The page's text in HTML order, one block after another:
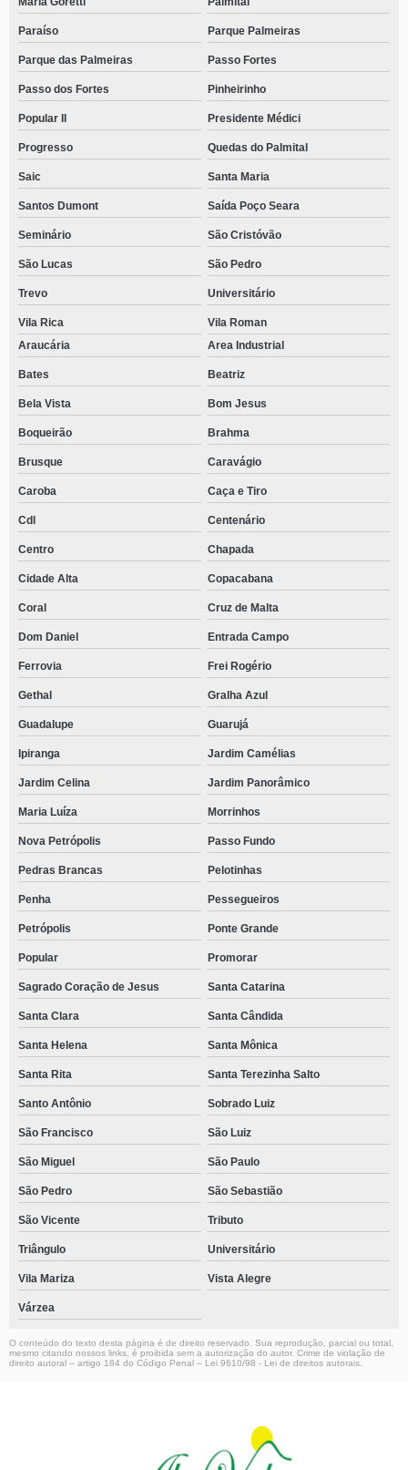
Paraíso Parque Palmeiras
Parque das Palmeiras Passo Fortes
Passo dos Fortes Pinheirinho
Popular II Presidente Médici
Progresso Quedas do Palmital
Saic Santa Maria
Santos Dumont Saída Poço Seara
Seminário São Cristóvão
São Lucas São Pedro
Trevo Universitário
Vila Rica
Vila Roman
Araucária
Area Industrial
Bates Beatriz
Bela Vista Bom Jesus
Boqueirão Brahma
Brusque Caravágio
Caroba Caça e Tiro
Cdl Centenário
Centro Chapada
Cidade Alta Copacabana
Coral Cruz de Malta
Dom Daniel Entrada Campo
Ferrovia Frei Rogério
Gethal Gralha Azul
Guadalupe Guarujá
Ipiranga Jardim Camélias
Jardim Celina Jardim Panorâmico
Maria Luíza Morrinhos
Nova Petrópolis Passo Fundo
Pedras Brancas Pelotinhas
Penha Pessegueiros
Petrópolis Ponte Grande
Popular Promorar
Sagrado Coração de Jesus Santa Catarina
Santa Clara Santa Cândida
Santa Helena Santa Mônica
Santa Rita Santa Terezinha Salto
Santo Antônio Sobrado Luiz
São Francisco São Luiz
São Miguel São Paulo
São Pedro São Sebastião
São Vicente Tributo
Triângulo Universitário
Vila Mariza Vista Alegre
Várzea
O conteúdo do texto desta página é de direito reservado. Sua reprodução, parcial ou total,
mesmo citando nossos links, é proibida sem a autorização do autor. Crime de violação de
direito autoral – artigo 184 do Código Penal – Lei 9610/98 - Lei de direitos autorais